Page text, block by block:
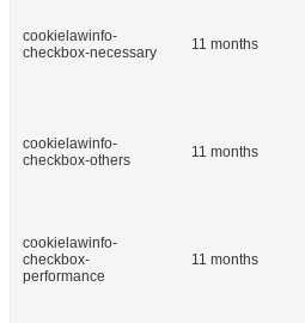
cookielawinfo-
checkbox-necessary
11 months
cookielawinfo-
checkbox-others
11 months
cookielawinfo-
checkbox-
performance
11 months